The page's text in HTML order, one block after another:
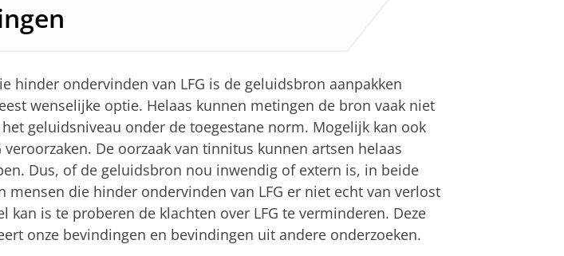
hinder ondervinden van LFG is de geluidsbron aanpakken
wenselijke optie. Helaas kunnen metingen de bron vaak niet
geluidsniveau onder de toegestane norm. Mogelijk kan ook
veroorzaken. De oorzaak van tinnitus kunnen artsen helaas
Dus, of de geluidsbron nou inwendig of extern is, in beide
mensen die hinder ondervinden van LFG er niet echt van verlost
kan is te proberen de klachten over LFG te verminderen. Deze
onze bevindingen en bevindingen uit andere onderzoeken.